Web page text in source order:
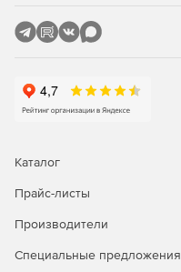
Каталог
Прайс-листы
Производители
Специальные предложения